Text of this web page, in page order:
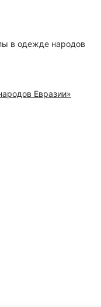
в одежде народов
Евразии»